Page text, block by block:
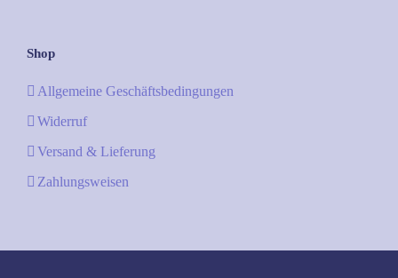
Shop
Allgemeine Geschäftsbedingungen
Widerruf
Versand & Lieferung
Zahlungsweisen